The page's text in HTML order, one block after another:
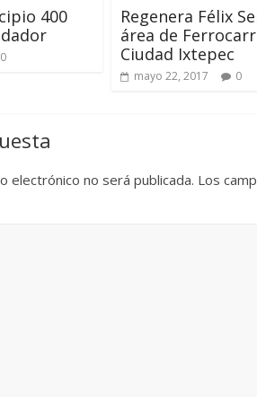
400
0
Regenera Félix
área de
Ciudad Ixtepec
mayo 22, 2017 0
electrónico no será publicada. Los